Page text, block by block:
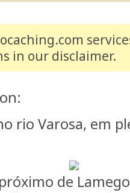
in our disclaimer.
rio Varosa, em
de